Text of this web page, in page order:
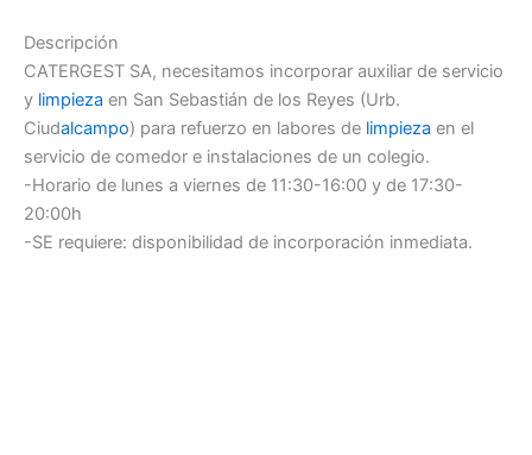
Descripción
CATERGEST SA, necesitamos incorporar auxiliar de servicio
y limpieza en San Sebastián de los Reyes (Urb.
Ciudalcampo) para refuerzo en labores de limpieza en el
servicio de comedor e instalaciones de un colegio.
-Horario de lunes a viernes de 11:30-16:00 y de 17:30-
20:00h
-SE requiere: disponibilidad de incorporación inmediata.